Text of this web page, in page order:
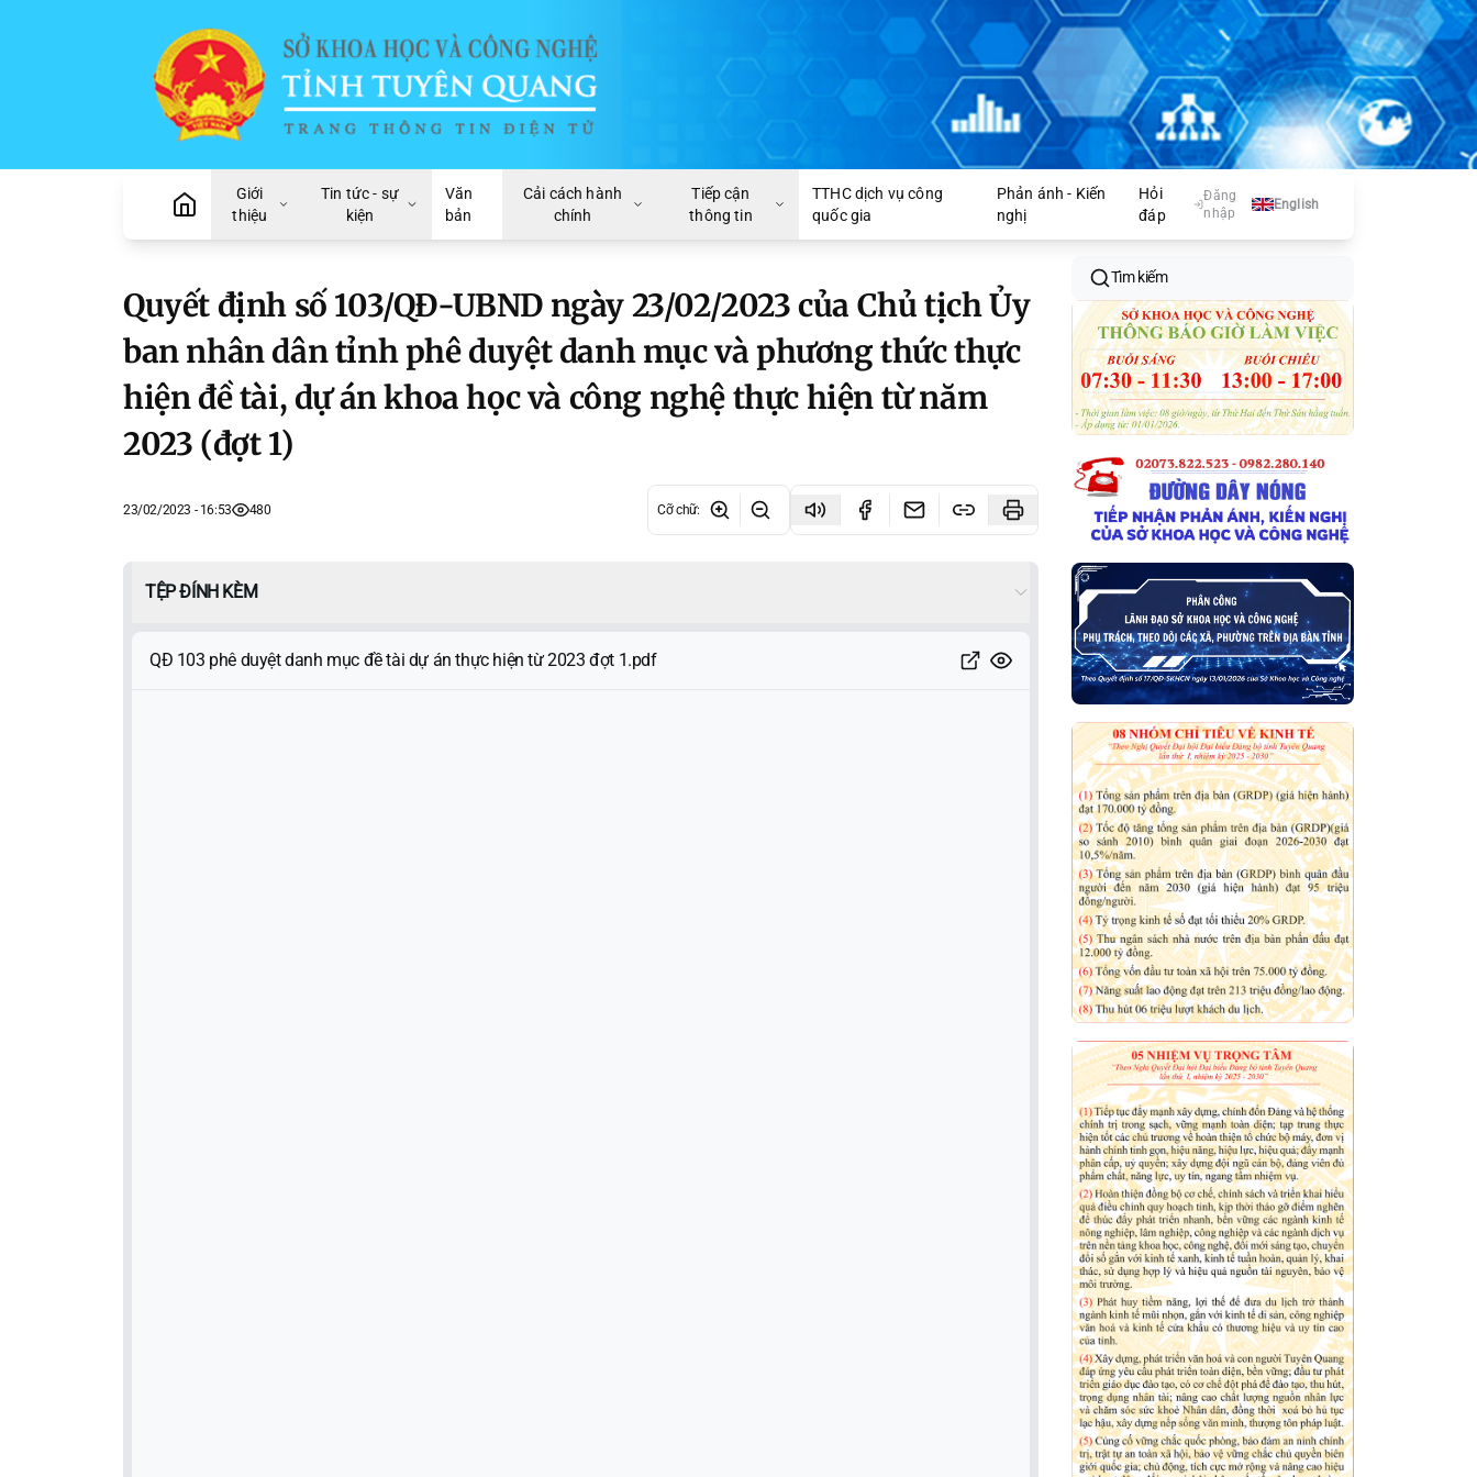
Giới
thiệu
Tin tức - sự
kiện
Văn
bản
Cải cách hành
chính
Tiếp cận
thông tin
TTHC dịch vụ công
quốc gia
Phản ánh - Kiến
nghị
Hỏi
đáp
Đăng
nhập
English
Quyết định số 103/QĐ-UBND ngày 23/02/2023 của Chủ tịch Ủy
ban nhân dân tỉnh phê duyệt danh mục và phương thức thực
hiện đề tài, dự án khoa học và công nghệ thực hiện từ năm
2023 (đợt 1)
23/02/2023 - 16:53 480 Cỡ chữ:
TỆP ĐÍNH KÈM
QĐ 103 phê duyệt danh mục đề tài dự án thực hiện từ 2023 đợt 1.pdf
Tìm kiếm